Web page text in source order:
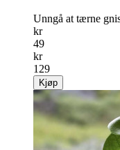
62%